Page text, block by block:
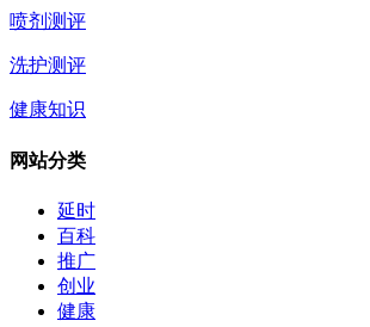
喷剂测评
洗护测评
健康知识
网站分类
延时
百科
推广
创业
健康